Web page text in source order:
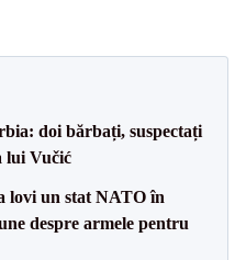
doi bărbați, suspectați
lui Vučić
lovi un stat NATO în
despre armele pentru